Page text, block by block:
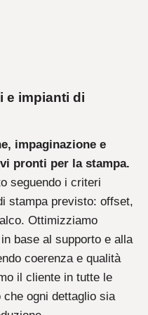
e impianti di
impaginazione e
pronti per la stampa.
seguendo i criteri
stampa previsto: offset,
Ottimizziamo
base al supporto e alla
coerenza e qualità
il cliente in tutte le
ogni dettaglio sia